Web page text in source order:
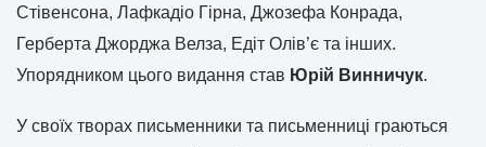
Стівенсона, Лафкадіо Гірна, Джозефа Конрада,
Герберта Джорджа Велза, Едіт Олів’є та інших.
Упорядником цього видання став Юрій Винничук.
У своїх творах письменники та письменниці граються